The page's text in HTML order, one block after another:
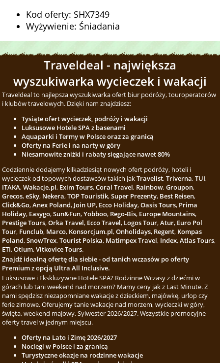
Kod oferty: SHX7349
Wyżywienie: Śniadania
Traveldeal - największa
wyszukiwarka wycieczek i wakacji
Traveldeal to najlepsza wyszukiwarka ofert biur podróży, touroperatorów
i klubów travelowych. Dzięki nam znajdziesz:
Tysiąte ofert wycieczek, podróży i wakacji
Luksusowe Hotele SPA z basenami
Aquaparki i Termy w Polsce oraz za granicą
Oferty na Ferie i na narty w góry
Niesamowite zniżki i rabaty sięgające nawet 80%
Codziennie dodajemy kilkadziesiąt nowych ofert podróży, hoteli i
wycieczek od topowych dostawców takich jakTravelist,Triverna,TUI,
ITAKA,Wakacje.pl, Exim Tours,Coral Travel, Rainbow,Groupon,
Grecos,eSky, Nekera,TOP Touristik,Super Prezenty, Best Reisen,
Click&Go,Anex Poland, Join UP, Ecco Holiday,Oasis Tours, Prima
Holiday, Easygo,Sun&Fun,Yobboo, Rego-Bis, Europe Mountains,
Prestige Tours,Orka Travel, Ecco Travel, Logos Tour,Atur, Euro Pol
Tour, Funclub, Marco, Konsorcjum.pl,Onholidays, Regent, Kompas
Poland,SnowTrex,Tourist Polska, Matimpex Travel, Index,Atlas Tours,
ETI,Otium,Vitkovice Tours.
Znajdź idealną ofertę dla siebie - od tanich wczasów po oferty
Premium z opcją Ultra All Inclusive.
Luksusowe i Ekskluzywne Hotele SPA? Rodzinne Wczasy z dziećmi w
górach lub tani weekend nad morzem? Mamy ceny jak z Last Minute. Z
nami spędzisz niezapomniane wakacje z dzieckiem, majówkę, urlop czy
ferie zimowe. Oferujemy tanie wakacje nad morzem, wycieczki w góry,
święta, weekend majowy, Sylwester 2026/2027. Wszystkie promocyjne
oferty travel w jednym miejscu.
Oferty na Lato i Zimę 2026/2027
Noclegi w Polsce i za granicą
Turystyczne okazje na rodzinne wakacje